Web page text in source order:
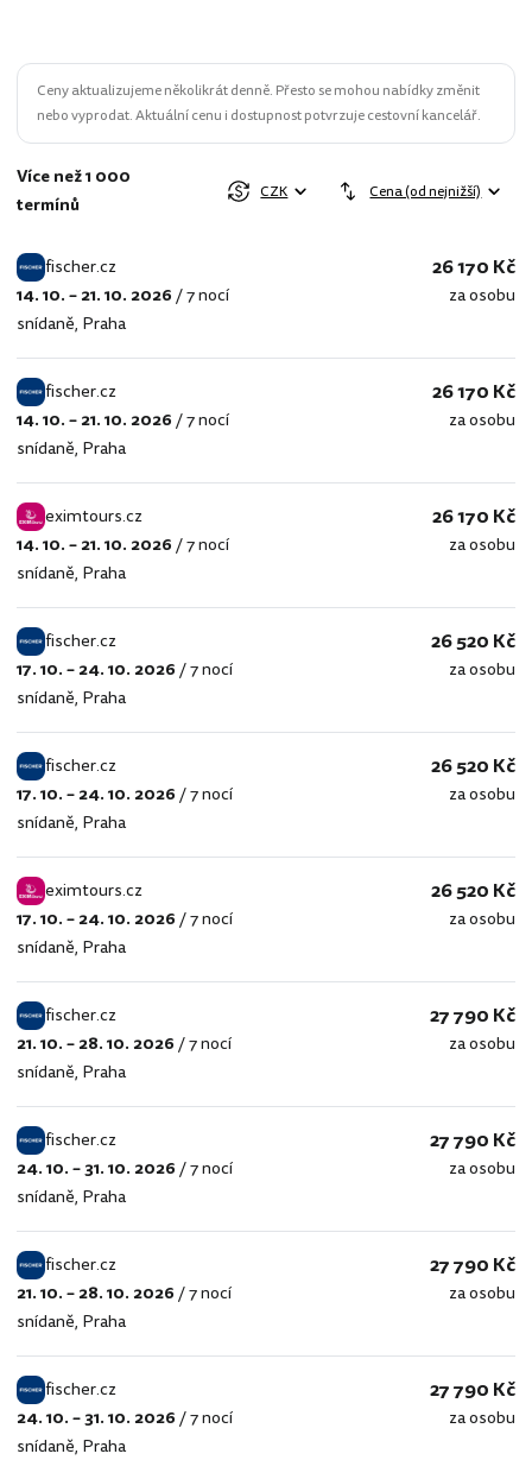
Ceny aktualizujeme několikrát denně. Přesto se mohou nabídky změnit
nebo vyprodat. Aktuální cenu i dostupnost potvrzuje cestovní kancelář.
Více než 1 000
termínů
CZK Cena (od nejnižší)
fischer.cz
fischer.cz
14. 10. – 21. 10. 2026/7 nocí
snídaně, Praha
26 170 Kč
za osobu
fischer.cz
fischer.cz
14. 10. – 21. 10. 2026/7 nocí
snídaně, Praha
26 170 Kč
za osobu
eximtours.cz
eximtours.cz
14. 10. – 21. 10. 2026/7 nocí
snídaně, Praha
26 170 Kč
za osobu
fischer.cz
fischer.cz
17. 10. – 24. 10. 2026/7 nocí
snídaně, Praha
26 520 Kč
za osobu
fischer.cz
fischer.cz
17. 10. – 24. 10. 2026/7 nocí
snídaně, Praha
26 520 Kč
za osobu
eximtours.cz
eximtours.cz
17. 10. – 24. 10. 2026/7 nocí
snídaně, Praha
26 520 Kč
za osobu
fischer.cz
fischer.cz
21. 10. – 28. 10. 2026/7 nocí
snídaně, Praha
27 790 Kč
za osobu
fischer.cz
fischer.cz
24. 10. – 31. 10. 2026/7 nocí
snídaně, Praha
27 790 Kč
za osobu
fischer.cz
fischer.cz
21. 10. – 28. 10. 2026/7 nocí
snídaně, Praha
27 790 Kč
za osobu
fischer.cz
fischer.cz
24. 10. – 31. 10. 2026/7 nocí
snídaně, Praha
27 790 Kč
za osobu